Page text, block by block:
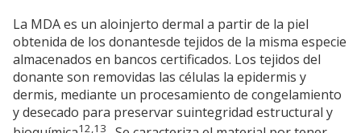
La MDA es un aloinjerto dermal a partir de la piel
obtenida de los donantesde tejidos de la misma especie
almacenados en bancos certificados. Los tejidos del
donante son removidas las células la epidermis y
dermis, mediante un procesamiento de congelamiento
y desecado para preservar suintegridad estructural y
12,13